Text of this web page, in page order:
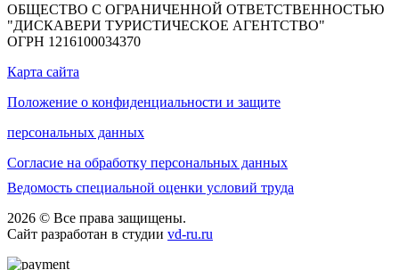
ОБЩЕСТВО С ОГРАНИЧЕННОЙ ОТВЕТСТВЕННОСТЬЮ
"ДИСКАВЕРИ ТУРИСТИЧЕСКОЕ АГЕНТСТВО"
ОГРН 1216100034370
Карта сайта
Положение о конфиденциальности и защите
персональных данных
Согласие на обработку персональных данных
Ведомость специальной оценки условий труда
2026 © Все права защищены.
Сайт разработан в студии vd-ru.ru